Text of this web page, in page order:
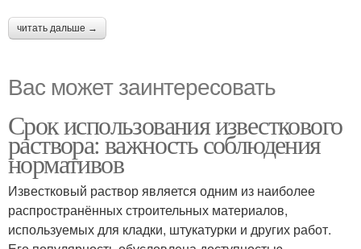
читать дальше →
Вас может заинтересовать
Срок использования известкового
раствора: важность соблюдения
нормативов
Известковый раствор является одним из наиболее
распространённых строительных материалов,
используемых для кладки, штукатурки и других работ.